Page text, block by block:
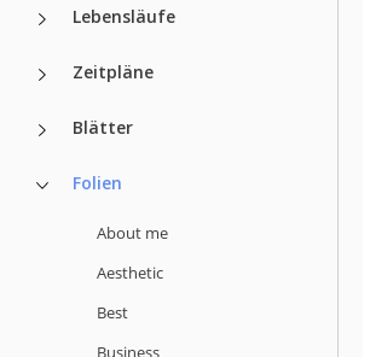
Lebensläufe
Zeitpläne
Blätter
Folien
About me
Aesthetic
Best
Business